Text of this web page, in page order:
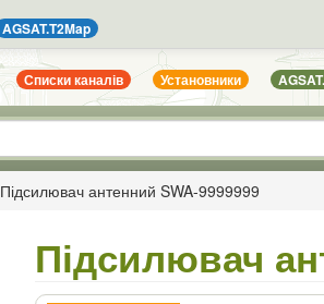
AGSAT.T2Map
Списки каналів Установники
Підсилювач антенний SWA-9999999
Підсилювач